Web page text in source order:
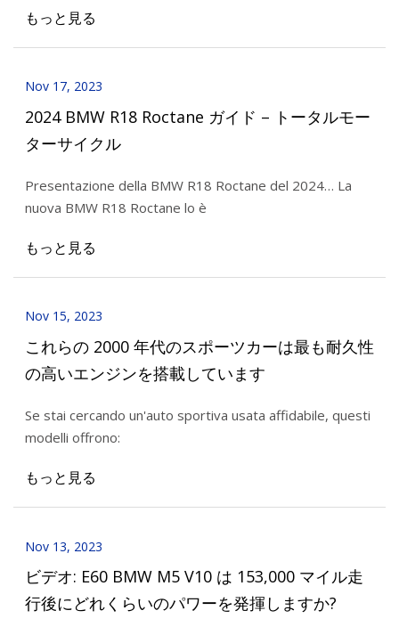
もっと見る
Nov 17, 2023
2024 BMW R18 Roctane ガイド – トータルモー
ターサイクル
Presentazione della BMW R18 Roctane del 2024… La
nuova BMW R18 Roctane lo è
もっと見る
Nov 15, 2023
これらの 2000 年代のスポーツカーは最も耐久性
の高いエンジンを搭載しています
Se stai cercando un'auto sportiva usata affidabile, questi
modelli offrono:
もっと見る
Nov 13, 2023
ビデオ: E60 BMW M5 V10 は 153,000 マイル走
行後にどれくらいのパワーを発揮しますか?